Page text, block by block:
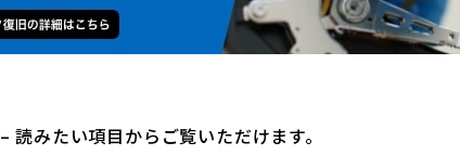
– 読みたい項目からご覧いただけます。